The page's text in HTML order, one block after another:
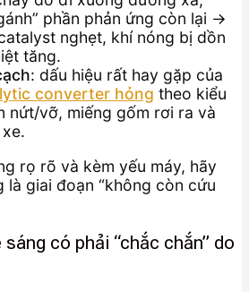
phần phản ứng còn lại →
nghẹt, khí nóng bị dồn
tăng.
: dấu hiệu rất hay gặp của
converter hỏng theo kiểu
nứt/vỡ, miếng gốm rơi ra và
rọ rõ và kèm yếu máy, hãy
là giai đoạn “không còn cứu
có phải “chắc chắn” do